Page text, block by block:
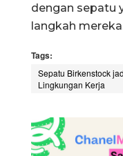
dengan sepatu
langkah
Tags:
Sepatu Birkenstock
Lingkungan Kerja